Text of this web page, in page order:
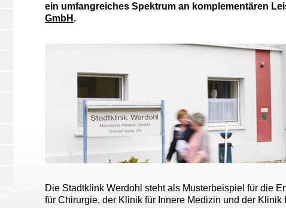
ein umfangreiches Spektrum an komplementären
GmbH .
Die Stadtklink Werdohl steht als Musterbeispiel für die
für Chirurgie, der Klinik für Innere Medizin und der